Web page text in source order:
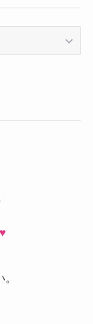
♥